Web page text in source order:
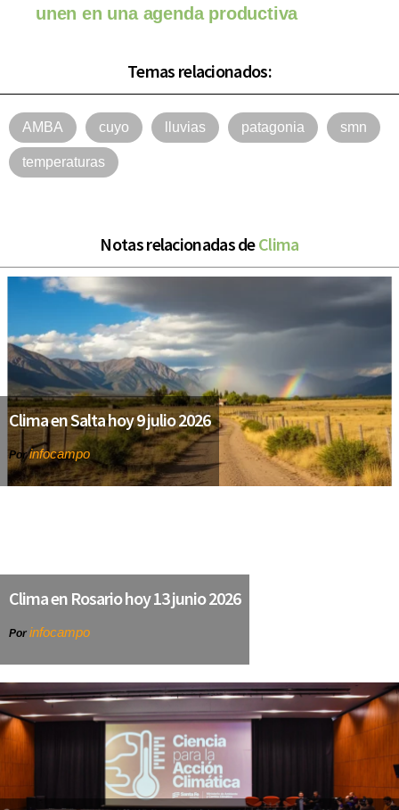
unen en una agenda productiva
Temas relacionados:
AMBA cuyo lluvias patagonia smn
temperaturas
Notas relacionadas deClima
Clima en Salta hoy 9 julio 2026
Porinfocampo
Clima en Rosario hoy 13 junio 2026
Por infocampo